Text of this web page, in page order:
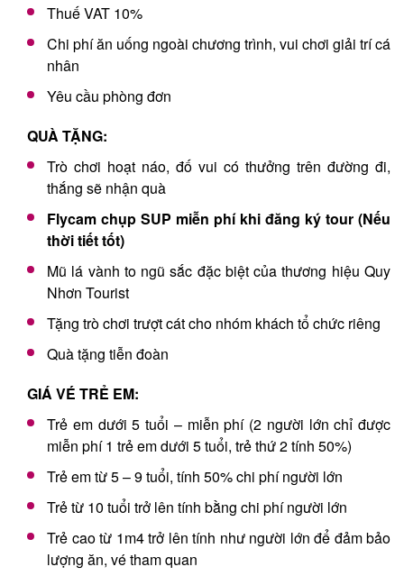
Thuế VAT 10%
Chi phí ăn uống ngoài chương trình, vui chơi giải trí cá
nhân
Yêu cầu phòng đơn
QUÀ TẶNG:
Trò chơi hoạt náo, đố vui có thưởng trên đường đi,
thắng sẽ nhận quà
Flycam chụp SUP miễn phí khi đăng ký tour (Nếu
thời tiết tốt)
Mũ lá vành to ngũ sắc đặc biệt của thương hiệu Quy
Nhơn Tourist
Tặng trò chơi trượt cát cho nhóm khách tổ chức riêng
Quà tặng tiễn đoàn
GIÁ VÉ TRẺ EM:
Trẻ em dưới 5 tuổi – miễn phí (2 người lớn chỉ được
miễn phí 1 trẻ em dưới 5 tuổi, trẻ thứ 2 tính 50%)
Trẻ em từ 5 – 9 tuổi, tính 50% chi phí người lớn
Trẻ từ 10 tuổi trở lên tính bằng chi phí người lớn
Trẻ cao từ 1m4 trở lên tính như người lớn để đảm bảo
lượng ăn, vé tham quan